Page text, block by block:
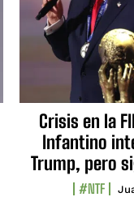
Crisis en la
Infantino
Trump, pero
#NTF